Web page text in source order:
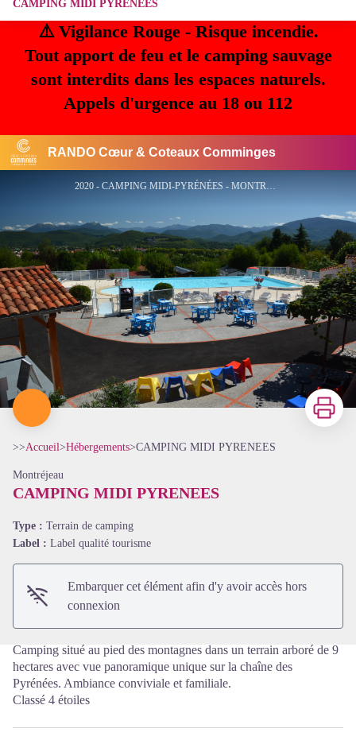
⚠️ Vigilance Rouge - Risque incendie.
Tout apport de feu et le camping sauvage
sont interdits dans les espaces naturels.
Appels d'urgence au 18 ou 112
RANDO Cœur & Coteaux Comminges
CAMPING MIDI PYRENEES
2020 - CAMPING MIDI-PYRÉNÉES - MONTRÉJEAU (6) - Camping Midi-Pyrénées
Imprimer
>>Accueil>Hébergements>CAMPING MIDI PYRENEES
Montréjeau
CAMPING MIDI PYRENEES
Type : Terrain de camping
Label : Label qualité tourisme
Embarquer cet élément afin d'y avoir accès hors
connexion
Camping situé au pied des montagnes dans un terrain arboré de 9
hectares avec vue panoramique unique sur la chaîne des
Pyrénées. Ambiance conviviale et familiale.
Classé 4 étoiles